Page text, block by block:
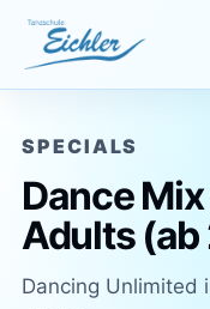
SPECIALS
Dance
Adults (ab
Dancing Unlimited